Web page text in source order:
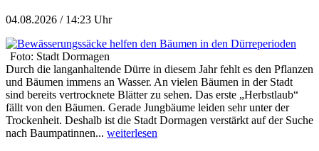
04.08.2026 / 14:23 Uhr
Foto: Stadt Dormagen
Durch die langanhaltende Dürre in diesem Jahr fehlt es den Pflanzen
und Bäumen immens an Wasser. An vielen Bäumen in der Stadt
sind bereits vertrocknete Blätter zu sehen. Das erste „Herbstlaub“
fällt von den Bäumen. Gerade Jungbäume leiden sehr unter der
Trockenheit. Deshalb ist die Stadt Dormagen verstärkt auf der Suche
nach Baumpatinnen... weiterlesen